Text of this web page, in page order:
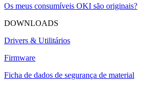
Os meus consumíveis OKI são originais?
DOWNLOADS
Drivers & Utilitários
Firmware
Ficha de dados de segurança de material